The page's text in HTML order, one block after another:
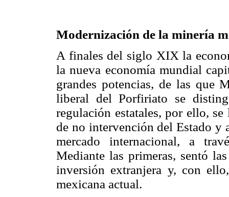
Modernización de la minería
A finales del siglo XIX la
la nueva economía mundial
grandes potencias, de las que
liberal del Porfiriato se
regulación estatales, por ello,
de no intervención del Estado
mercado internacional, a
Mediante las primeras, sentó
inversión extranjera y, con
mexicana actual.